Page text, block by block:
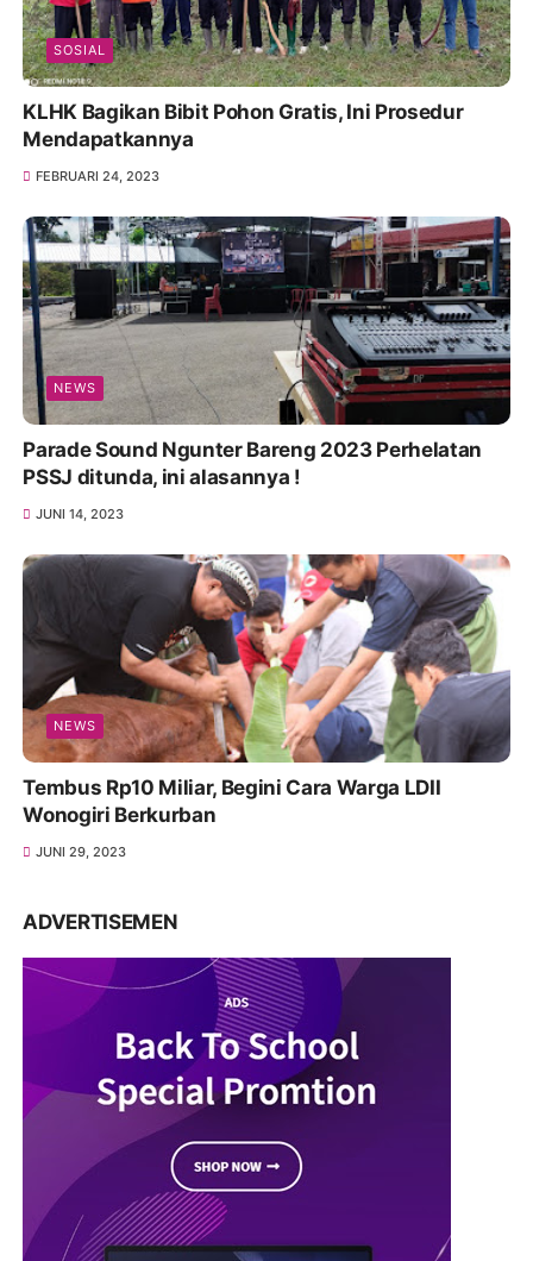
SOSIAL
KLHK Bagikan Bibit Pohon Gratis, Ini Prosedur
Mendapatkannya
FEBRUARI 24, 2023
NEWS
Parade Sound Ngunter Bareng 2023 Perhelatan
PSSJ ditunda, ini alasannya !
JUNI 14, 2023
NEWS
Tembus Rp10 Miliar, Begini Cara Warga LDII
Wonogiri Berkurban
JUNI 29, 2023
ADVERTISEMEN